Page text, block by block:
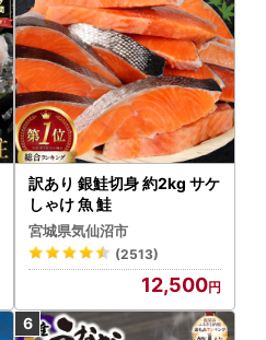
訳あり 銀鮭切身 約2kg サケ
しゃけ 魚 鮭
宮城県気仙沼市
(2513)
12,500